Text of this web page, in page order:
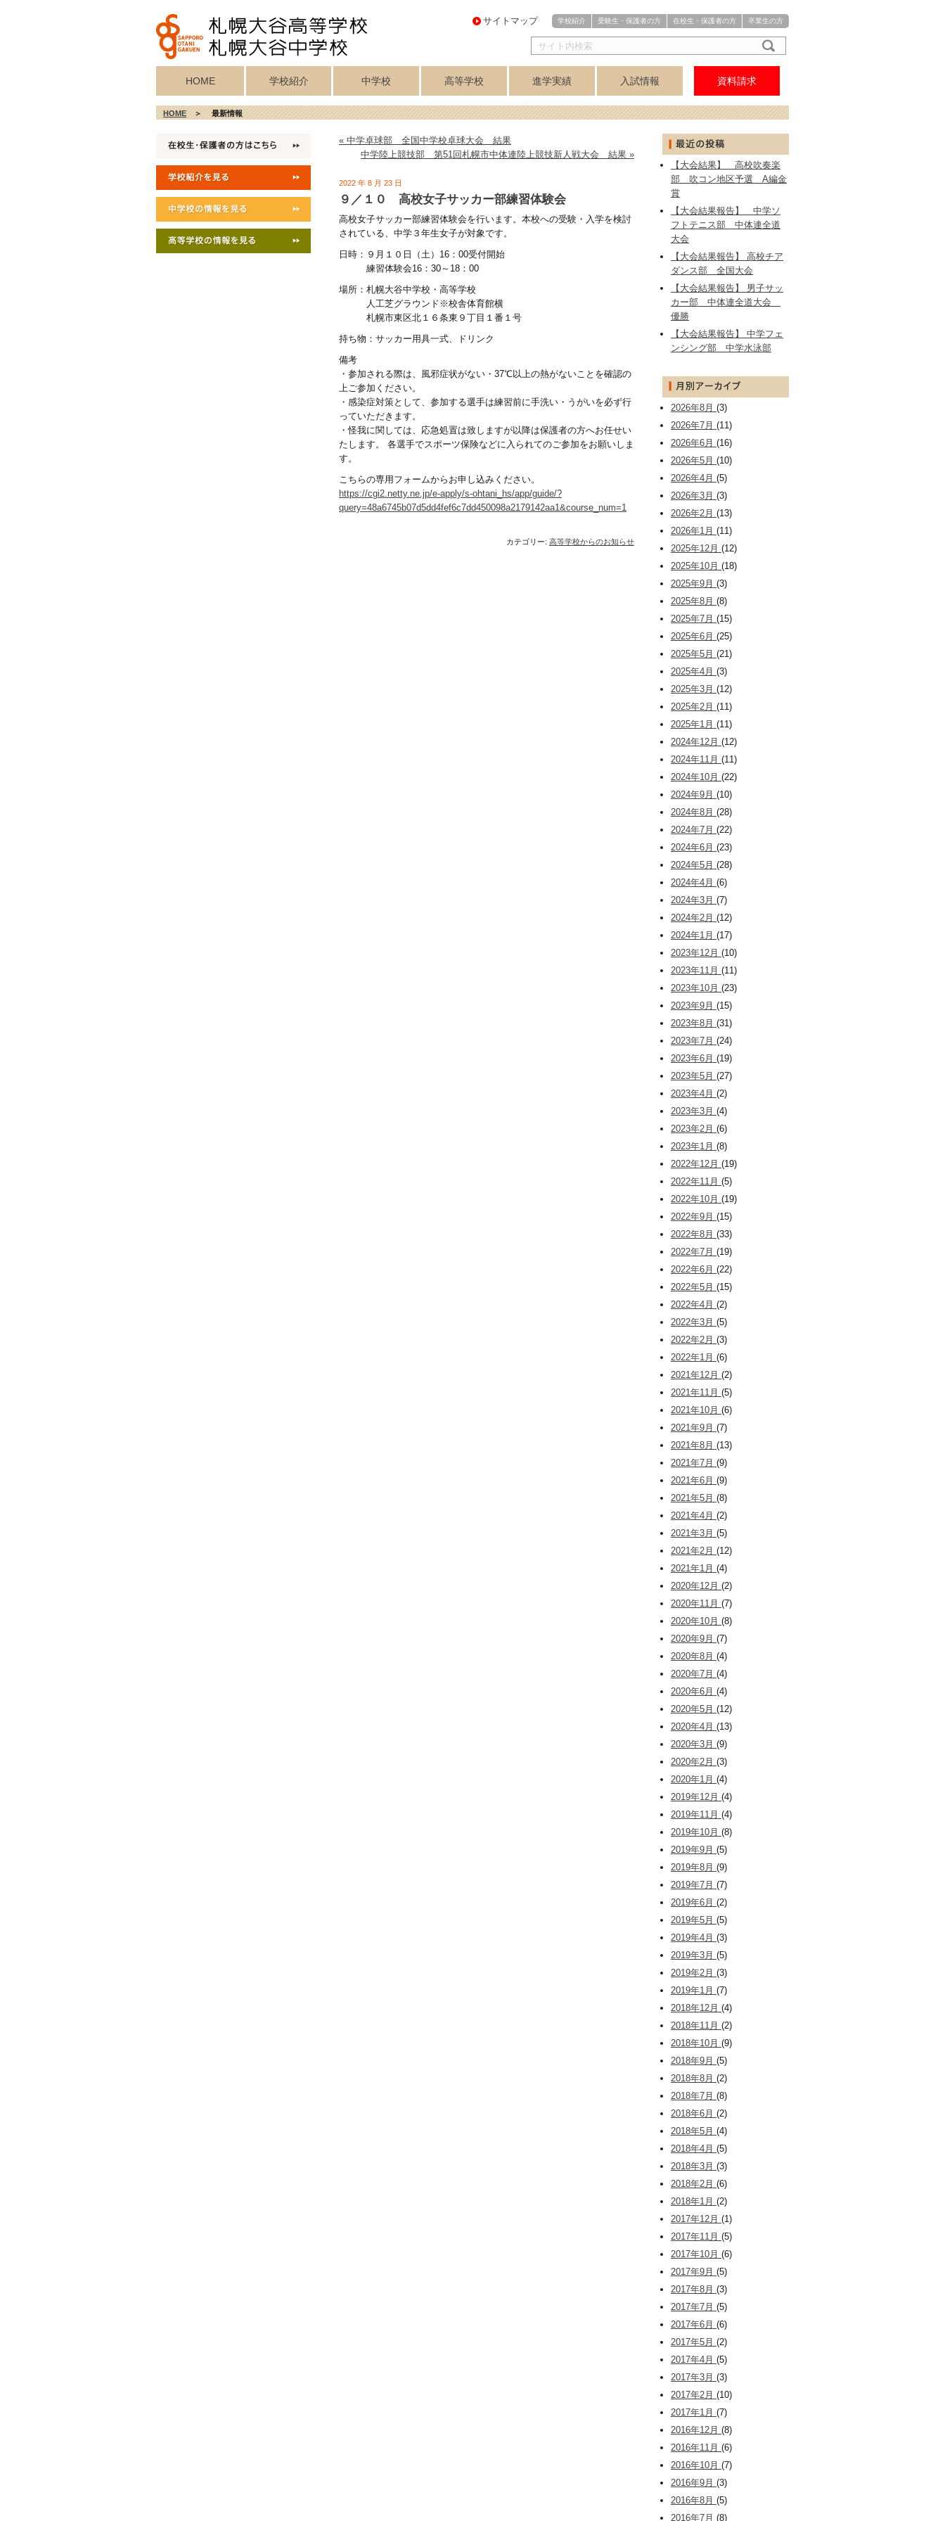
学校紹介 受験生・保護者の方 在校生・保護者の方 卒業生の方
サイトマップ
HOME 学校紹介
校長挨拶
教育目標・校訓
沿革
校歌・真宗宗歌・
記念歌
学校施設紹介
中学校
中学校トップ
医進・難関理系
コース
英数コース
アスリートコース
プログレスコース
芸術コース
美術専攻
芸術コース
音楽専攻
クラブ紹介
高等学校
高等学校トップ
学力重点コース
個性探求コース
音楽科
美術科
講座制
クラブ紹介
進学実績
合格実績
入試情報
中学
高校
アクセス
資料請求
HOME＞ 最新情報
« 中学卓球部 全国中学校卓球大会 結果
中学陸上競技部 第51回札幌市中体連陸上競技新人戦大会 結果 »
2022 年 8 月 23 日
９／１０ 高校女子サッカー部練習体験会
高校女子サッカー部練習体験会を行います。本校への受験・入学を検討
されている、中学３年生女子が対象です。
日時：９月１０日（土）16：00受付開始
練習体験会16：30～18：00
場所：札幌大谷中学校・高等学校
人工芝グラウンド※校舎体育館横
札幌市東区北１６条東９丁目１番１号
持ち物：サッカー用具一式、ドリンク
備考
・参加される際は、風邪症状がない・37℃以上の熱がないことを確認の
上ご参加ください。
・感染症対策として、参加する選手は練習前に手洗い・うがいを必ず行
っていただきます。
・怪我に関しては、応急処置は致しますが以降は保護者の方へお任せい
たします。 各選手でスポーツ保険などに入られてのご参加をお願いしま
す。
こちらの専用フォームからお申し込みください。
https://cgi2.netty.ne.jp/e-apply/s-ohtani_hs/app/guide/?
query=48a6745b07d5dd4fef6c7dd450098a2179142aa1&course_num=1
カテゴリー: 高等学校からのお知らせ
【大会結果】 高校吹奏楽
部 吹コン地区予選 A編金
賞
【大会結果報告】 中学ソ
フトテニス部 中体連全道
大会
【大会結果報告】 高校チア
ダンス部 全国大会
【大会結果報告】 男子サッ
カー部 中体連全道大会
優勝
【大会結果報告】 中学フェ
ンシング部 中学水泳部
2026年8月 (3)
2026年7月 (11)
2026年6月 (16)
2026年5月 (10)
2026年4月 (5)
2026年3月 (3)
2026年2月 (13)
2026年1月 (11)
2025年12月 (12)
2025年10月 (18)
2025年9月 (3)
2025年8月 (8)
2025年7月 (15)
2025年6月 (25)
2025年5月 (21)
2025年4月 (3)
2025年3月 (12)
2025年2月 (11)
2025年1月 (11)
2024年12月 (12)
2024年11月 (11)
2024年10月 (22)
2024年9月 (10)
2024年8月 (28)
2024年7月 (22)
2024年6月 (23)
2024年5月 (28)
2024年4月 (6)
2024年3月 (7)
2024年2月 (12)
2024年1月 (17)
2023年12月 (10)
2023年11月 (11)
2023年10月 (23)
2023年9月 (15)
2023年8月 (31)
2023年7月 (24)
2023年6月 (19)
2023年5月 (27)
2023年4月 (2)
2023年3月 (4)
2023年2月 (6)
2023年1月 (8)
2022年12月 (19)
2022年11月 (5)
2022年10月 (19)
2022年9月 (15)
2022年8月 (33)
2022年7月 (19)
2022年6月 (22)
2022年5月 (15)
2022年4月 (2)
2022年3月 (5)
2022年2月 (3)
2022年1月 (6)
2021年12月 (2)
2021年11月 (5)
2021年10月 (6)
2021年9月 (7)
2021年8月 (13)
2021年7月 (9)
2021年6月 (9)
2021年5月 (8)
2021年4月 (2)
2021年3月 (5)
2021年2月 (12)
2021年1月 (4)
2020年12月 (2)
2020年11月 (7)
2020年10月 (8)
2020年9月 (7)
2020年8月 (4)
2020年7月 (4)
2020年6月 (4)
2020年5月 (12)
2020年4月 (13)
2020年3月 (9)
2020年2月 (3)
2020年1月 (4)
2019年12月 (4)
2019年11月 (4)
2019年10月 (8)
2019年9月 (5)
2019年8月 (9)
2019年7月 (7)
2019年6月 (2)
2019年5月 (5)
2019年4月 (3)
2019年3月 (5)
2019年2月 (3)
2019年1月 (7)
2018年12月 (4)
2018年11月 (2)
2018年10月 (9)
2018年9月 (5)
2018年8月 (2)
2018年7月 (8)
2018年6月 (2)
2018年5月 (4)
2018年4月 (5)
2018年3月 (3)
2018年2月 (6)
2018年1月 (2)
2017年12月 (1)
2017年11月 (5)
2017年10月 (6)
2017年9月 (5)
2017年8月 (3)
2017年7月 (5)
2017年6月 (6)
2017年5月 (2)
2017年4月 (5)
2017年3月 (3)
2017年2月 (10)
2017年1月 (7)
2016年12月 (8)
2016年11月 (6)
2016年10月 (7)
2016年9月 (3)
2016年8月 (5)
2016年7月 (8)